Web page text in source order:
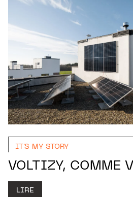
IT'S MY STORY
VOLTIZY, COMME
LIRE